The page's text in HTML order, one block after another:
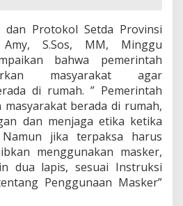
dan Protokol Setda Provinsi
S.Sos, MM, Minggu
bahwa pemerintah
masyarakat agar
di rumah. ” Pemerintah
berada di rumah,
dan menjaga etika ketika
jika terpaksa harus
menggunakan masker,
dua lapis, sesuai Instruksi
Penggunaan Masker”